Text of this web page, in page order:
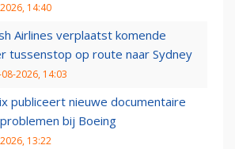
14:40
Airlines verplaatst komende
tussenstop op route naar Sydney
2026, 14:03
publiceert nieuwe documentaire
bij Boeing
13:22